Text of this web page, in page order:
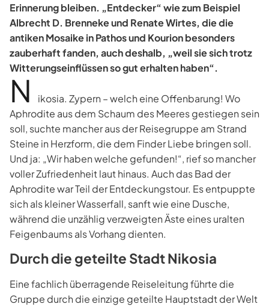
Erinnerung bleiben. „Entdecker“ wie zum Beispiel
Albrecht D. Brenneke und Renate Wirtes, die die
antiken Mosaike in Pathos und Kourion besonders
zauberhaft fanden, auch deshalb, „weil sie sich trotz
Witterungseinflüssen so gut erhalten haben“.
N
ikosia. Zypern – welch eine Offenbarung! Wo
Aphrodite aus dem Schaum des Meeres gestiegen sein
soll, suchte mancher aus der Reisegruppe am Strand
Steine in Herzform, die dem Finder Liebe bringen soll.
Und ja: „Wir haben welche gefunden!“, rief so mancher
voller Zufriedenheit laut hinaus. Auch das Bad der
Aphrodite war Teil der Entdeckungstour. Es entpuppte
sich als kleiner Wasserfall, sanft wie eine Dusche,
während die unzählig verzweigten Äste eines uralten
Feigenbaums als Vorhang dienten.
Durch die geteilte Stadt Nikosia
Eine fachlich überragende Reiseleitung führte die
Gruppe durch die einzige geteilte Hauptstadt der Welt